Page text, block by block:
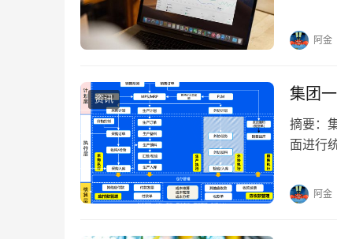
阿金
资讯 集团
摘要：
面进行
阿金